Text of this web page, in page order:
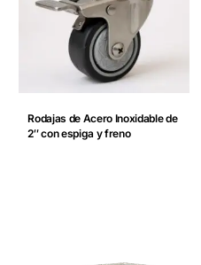
Rodajas de Acero Inoxidable de
2″ con espiga y freno